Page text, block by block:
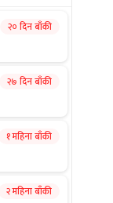
२० दिन बाँकी
२७ दिन बाँकी
१ महिना बाँकी
२ महिना बाँकी